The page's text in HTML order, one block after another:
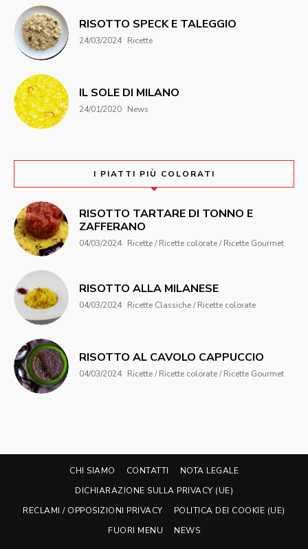
RISOTTO SPECK E TALEGGIO
24/03/2024 Ricette
IL SOLE DI MILANO
24/01/2020 News
I PIATTI PIÙ COLORATI
RISOTTO TARTARE DI TONNO E
ZAFFERANO
04/03/2024 Ricette / Ricette colorate / Ricette Gourmet
RISOTTO ALLA MILANESE
04/03/2024 Ricette Classiche / Ricette colorate
RISOTTO AL CAVOLO CAPPUCCIO
04/03/2024 Ricette / Ricette colorate / Ricette Gourmet
CHI SIAMO CONTATTI
NOTA LEGALE
DICHIARAZIONE SULLA PRIVACY (UE)
RECLAMI / OPPOSIZIONI PRIVACY
POLITICA DEI COOKIE (UE)
FUORI MENU
NEWS